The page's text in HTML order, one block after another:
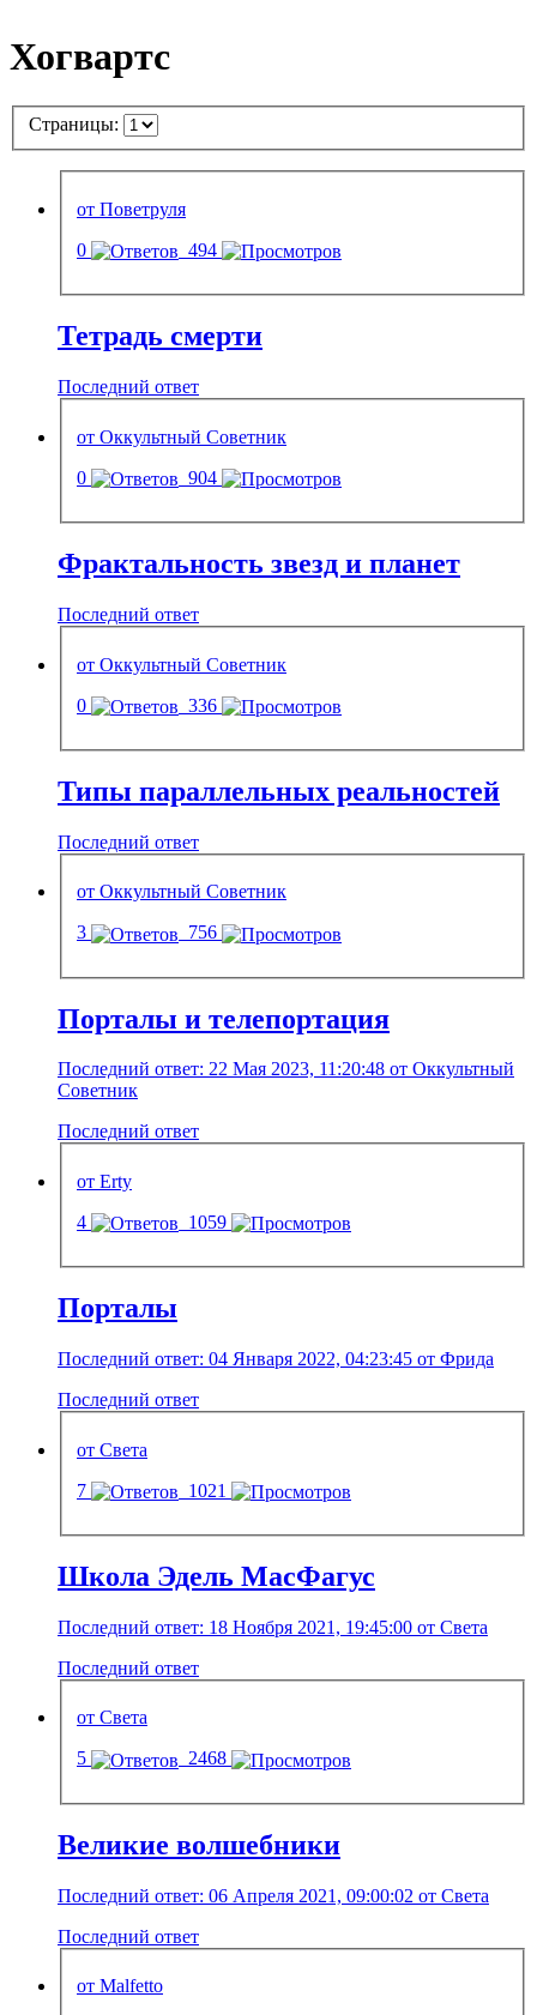
Хогвартс
Страницы:
от Поветруля
0
494
Тетрадь смерти
Последний ответ
от Оккультный Советник
0
904
Фрактальность звезд и планет
Последний ответ
от Оккультный Советник
0
336
Типы параллельных реальностей
Последний ответ
от Оккультный Советник
3
756
Порталы и телепортация
Последний ответ: 22 Мая 2023, 11:20:48 от Оккультный
Советник
Последний ответ
от Erty
4
1059
Порталы
Последний ответ: 04 Января 2022, 04:23:45 от Фрида
Последний ответ
от Света
7
1021
Школа Эдель МасФагус
Последний ответ: 18 Ноября 2021, 19:45:00 от Света
Последний ответ
от Света
5
2468
Великие волшебники
Последний ответ: 06 Апреля 2021, 09:00:02 от Света
Последний ответ
от Malfetto